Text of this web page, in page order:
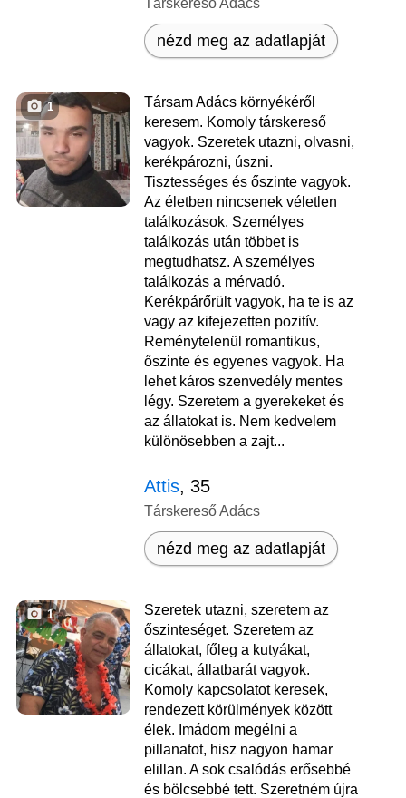
Társkereső Adács
nézd meg az adatlapját
1
Társam Adács környékéről
keresem. Komoly társkereső
vagyok. Szeretek utazni, olvasni,
kerékpározni, úszni.
Tisztességes és őszinte vagyok.
Az életben nincsenek véletlen
találkozások. Személyes
találkozás után többet is
megtudhatsz. A személyes
találkozás a mérvadó.
Kerékpárőrült vagyok, ha te is az
vagy az kifejezetten pozitív.
Reménytelenül romantikus,
őszinte és egyenes vagyok. Ha
lehet káros szenvedély mentes
légy. Szeretem a gyerekeket és
az állatokat is. Nem kedvelem
különösebben a zajt...
Attis, 35
Társkereső Adács
nézd meg az adatlapját
1
Szeretek utazni, szeretem az
őszinteséget. Szeretem az
állatokat, főleg a kutyákat,
cicákat, állatbarát vagyok.
Komoly kapcsolatot keresek,
rendezett körülmények között
élek. Imádom megélni a
pillanatot, hisz nagyon hamar
elillan. A sok csalódás erősebbé
és bölcsebbé tett. Szeretném újra